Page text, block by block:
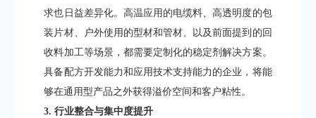
求也日益差异化。高温应用的电缆料、高透明度的包
装片材、户外使用的型材和管材、以及前面提到的回
收料加工等场景，都需要定制化的稳定剂解决方案。
具备配方开发能力和应用技术支持能力的企业，将能
够在通用型产品之外获得溢价空间和客户粘性。
3. 行业整合与集中度提升